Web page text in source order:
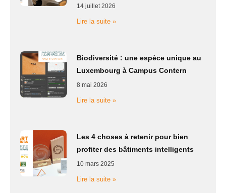
14 juillet 2026
Lire la suite »
Biodiversité : une espèce unique au
Luxembourg à Campus Contern
8 mai 2026
Lire la suite »
Les 4 choses à retenir pour bien
profiter des bâtiments intelligents
10 mars 2025
Lire la suite »